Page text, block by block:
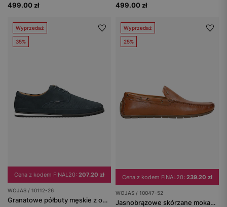
499.00 zł
499.00 zł
Wyprzedaż
35%
Cena z kodem FINAL20: 207.20 zł
WOJAS / 10112-26
Granatowe półbuty męskie z ozdobnie tłoczoną skórą nubukową
Wyprzedaż
25%
Cena z kodem FINAL20: 239.20 zł
WOJAS / 10047-52
Jasnobrązowe skórzane mokasyny męskie